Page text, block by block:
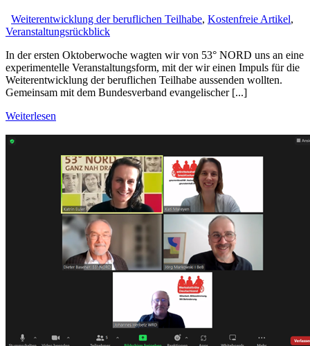
Weiterentwicklung der beruflichen Teilhabe, Kostenfreie Artikel,
Veranstaltungsrückblick
In der ersten Oktoberwoche wagten wir von 53° NORD uns an eine
experimentelle Veranstaltungsform, mit der wir einen Impuls für die
Weiterentwicklung der beruflichen Teilhabe aussenden wollten.
Gemeinsam mit dem Bundesverband evangelischer [...]
Weiterlesen